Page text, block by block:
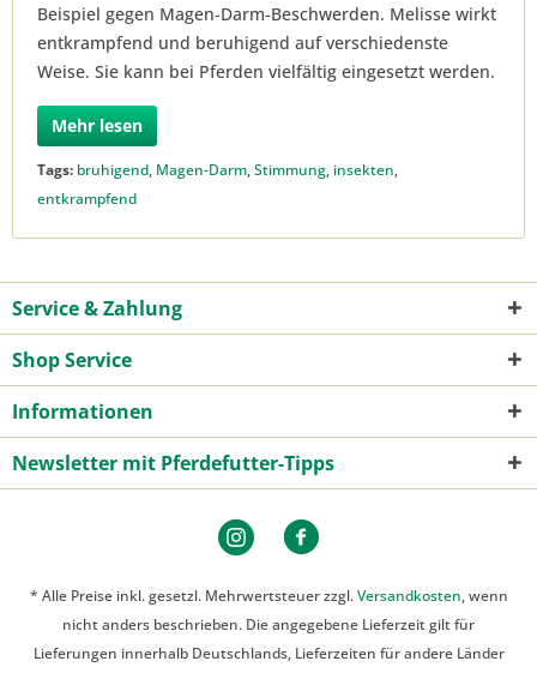
Beispiel gegen Magen-Darm-Beschwerden. Melisse wirkt
entkrampfend und beruhigend auf verschiedenste
Weise. Sie kann bei Pferden vielfältig eingesetzt werden.
Mehr lesen
Tags: bruhigend, Magen-Darm,Stimmung, insekten,
entkrampfend
Service & Zahlung
Shop Service
Informationen
Newsletter mit Pferdefutter-Tipps
* Alle Preise inkl. gesetzl. Mehrwertsteuer zzgl.Versandkosten, wenn
nicht anders beschrieben. Die angegebene Lieferzeit gilt für
Lieferungen innerhalb Deutschlands, Lieferzeiten für andere Länder